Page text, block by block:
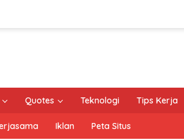
Quotes Teknologi Tips Kerja
Iklan Peta Situs